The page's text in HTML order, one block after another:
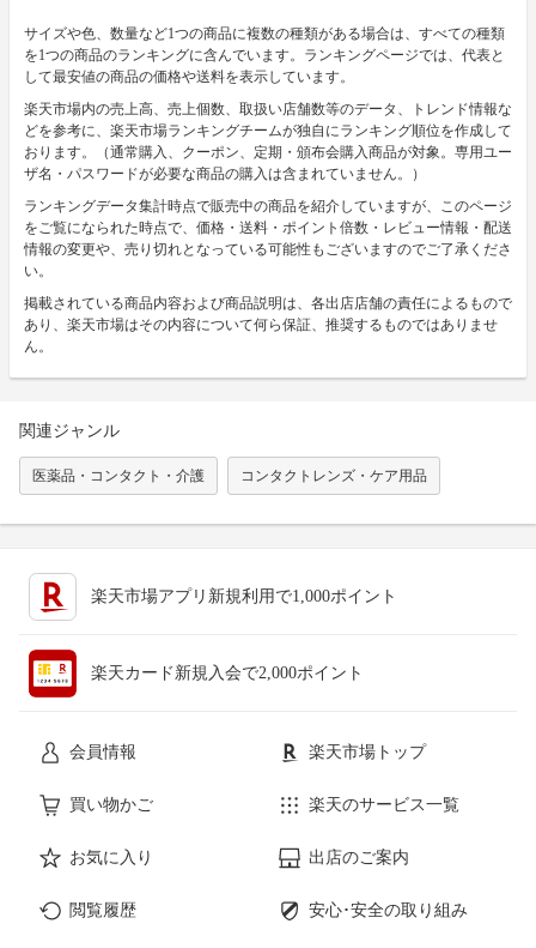
サイズや色、数量など1つの商品に複数の種類がある場合は、すべての種類
を1つの商品のランキングに含んでいます。ランキングページでは、代表と
して最安値の商品の価格や送料を表示しています。
楽天市場内の売上高、売上個数、取扱い店舗数等のデータ、トレンド情報な
どを参考に、楽天市場ランキングチームが独自にランキング順位を作成して
おります。（通常購入、クーポン、定期・頒布会購入商品が対象。専用ユー
ザ名・パスワードが必要な商品の購入は含まれていません。）
ランキングデータ集計時点で販売中の商品を紹介していますが、このページ
をご覧になられた時点で、価格・送料・ポイント倍数・レビュー情報・配送
情報の変更や、売り切れとなっている可能性もございますのでご了承くださ
い。
掲載されている商品内容および商品説明は、各出店店舗の責任によるもので
あり、楽天市場はその内容について何ら保証、推奨するものではありませ
ん。
関連ジャンル
医薬品・コンタクト・介護 コンタクトレンズ・ケア用品
楽天市場アプリ新規利用で1,000ポイント
楽天カード新規入会で2,000ポイント
会員情報 楽天市場トップ
買い物かご 楽天のサービス一覧
お気に入り 出店のご案内
閲覧履歴 安心･安全の取り組み